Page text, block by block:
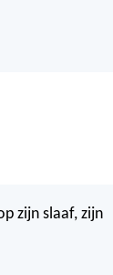
zijn slaaf, zijn